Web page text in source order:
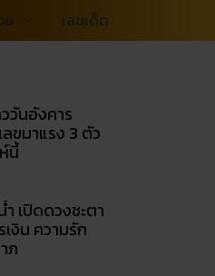
ย เลขเด็ด
วันอังคาร
ลขมาแรง 3 ตัว
นี้
เปิดดวงชะตา
งิน ความรัก
ภ